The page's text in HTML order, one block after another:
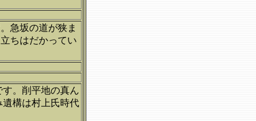
急坂の道が狭ま
ちはだかってい
す。削平地の真ん
構は村上氏時代